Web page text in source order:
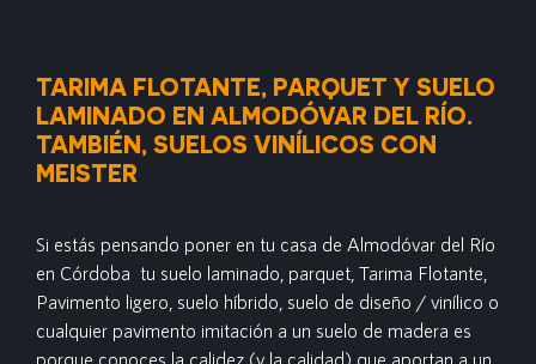
TARIMA FLOTANTE, PARQUET Y SUELO
LAMINADO EN ALMODÓVAR DEL RÍO.
TAMBIÉN, SUELOS VINÍLICOS CON
MEISTER
Si estás pensando poner en tu casa de Almodóvar del Río
en Córdoba tu suelo laminado, parquet, Tarima Flotante,
Pavimento ligero, suelo híbrido, suelo de diseño / vinílico o
cualquier pavimento imitación a un suelo de madera es
porque conoces la calidez (y la calidad) que aportan a un